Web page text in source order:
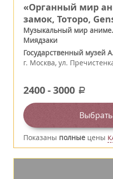
«Органный мир
замок, Тоторо,
Музыкальный мир
Миядзаки
Государственный музей
г. Москва, ул.
2400-3000 a
Показаны полные цены